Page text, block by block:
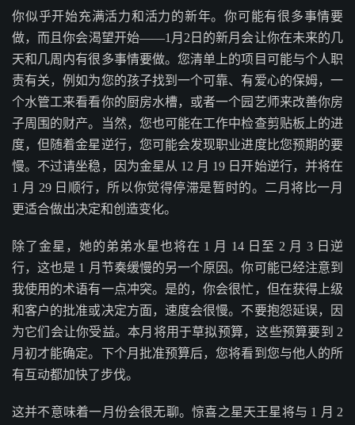
你似乎开始充满活力和活力的新年。你可能有很多事情要
做，而且你会渴望开始——1月2日的新月会让你在未来的几
天和几周内有很多事情要做。您清单上的项目可能与个人职
责有关，例如为您的孩子找到一个可靠、有爱心的保姆，一
个水管工来看看你的厨房水槽，或者一个园艺师来改善你房
子周围的财产。当然，您也可能在工作中检查剪贴板上的进
度，但随着金星逆行，您可能会发现职业进度比您预期的要
慢。不过请坐稳，因为金星从 12 月 19 日开始逆行，并将在
1 月 29 日顺行，所以你觉得停滞是暂时的。二月将比一月
更适合做出决定和创造变化。
除了金星，她的弟弟水星也将在 1 月 14 日至 2 月 3 日逆
行，这也是 1 月节奏缓慢的另一个原因。你可能已经注意到
我使用的术语有一点冲突。是的，你会很忙，但在获得上级
和客户的批准或决定方面，速度会很慢。不要抱怨延误，因
为它们会让你受益。本月将用于草拟预算，这些预算要到 2
月初才能确定。下个月批准预算后，您将看到您与他人的所
有互动都加快了步伐。
这并不意味着一月份会很无聊。惊喜之星天王星将与 1 月 2